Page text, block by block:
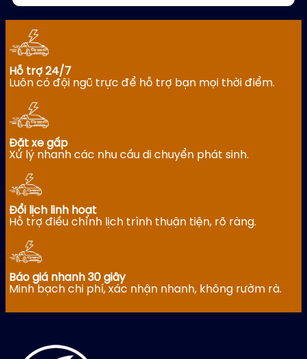
Hỗ trợ 24/7
Luôn có đội ngũ trực để hỗ trợ bạn mọi thời điểm.
Đặt xe gấp
Xử lý nhanh các nhu cầu di chuyển phát sinh.
Đổi lịch linh hoạt
Hỗ trợ điều chỉnh lịch trình thuận tiện, rõ ràng.
Báo giá nhanh 30 giây
Minh bạch chi phí, xác nhận nhanh, không rườm rà.